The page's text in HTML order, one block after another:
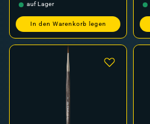
auf Lager
In den Warenkorb legen